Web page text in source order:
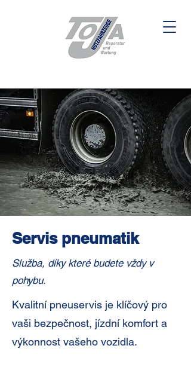
Servis pneumatik
Služba, díky které budete vždy v
pohybu.
Kvalitní pneuservis je klíčový pro
vaši bezpečnost, jízdní komfort a
výkonnost vašeho vozidla.